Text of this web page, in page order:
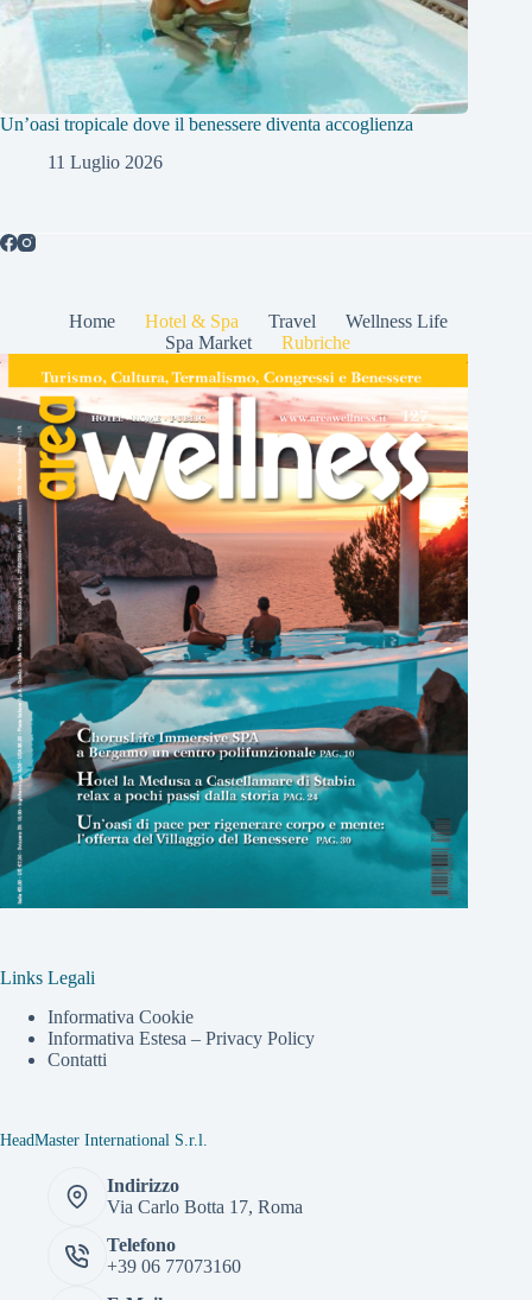
Un’oasi tropicale dove il benessere diventa accoglienza
11 Luglio 2026
Home Hotel & Spa Travel
Wellness Life
Spa Market
Rubriche
Links Legali
Informativa Cookie
Informativa Estesa – Privacy Policy
Contatti
HeadMaster International S.r.l.
Indirizzo
Via Carlo Botta 17, Roma
Telefono
+39 06 77073160